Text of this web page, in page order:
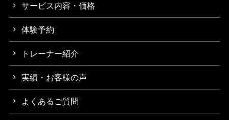
サービス内容・価格
体験予約
トレーナー紹介
実績・お客様の声
よくあるご質問